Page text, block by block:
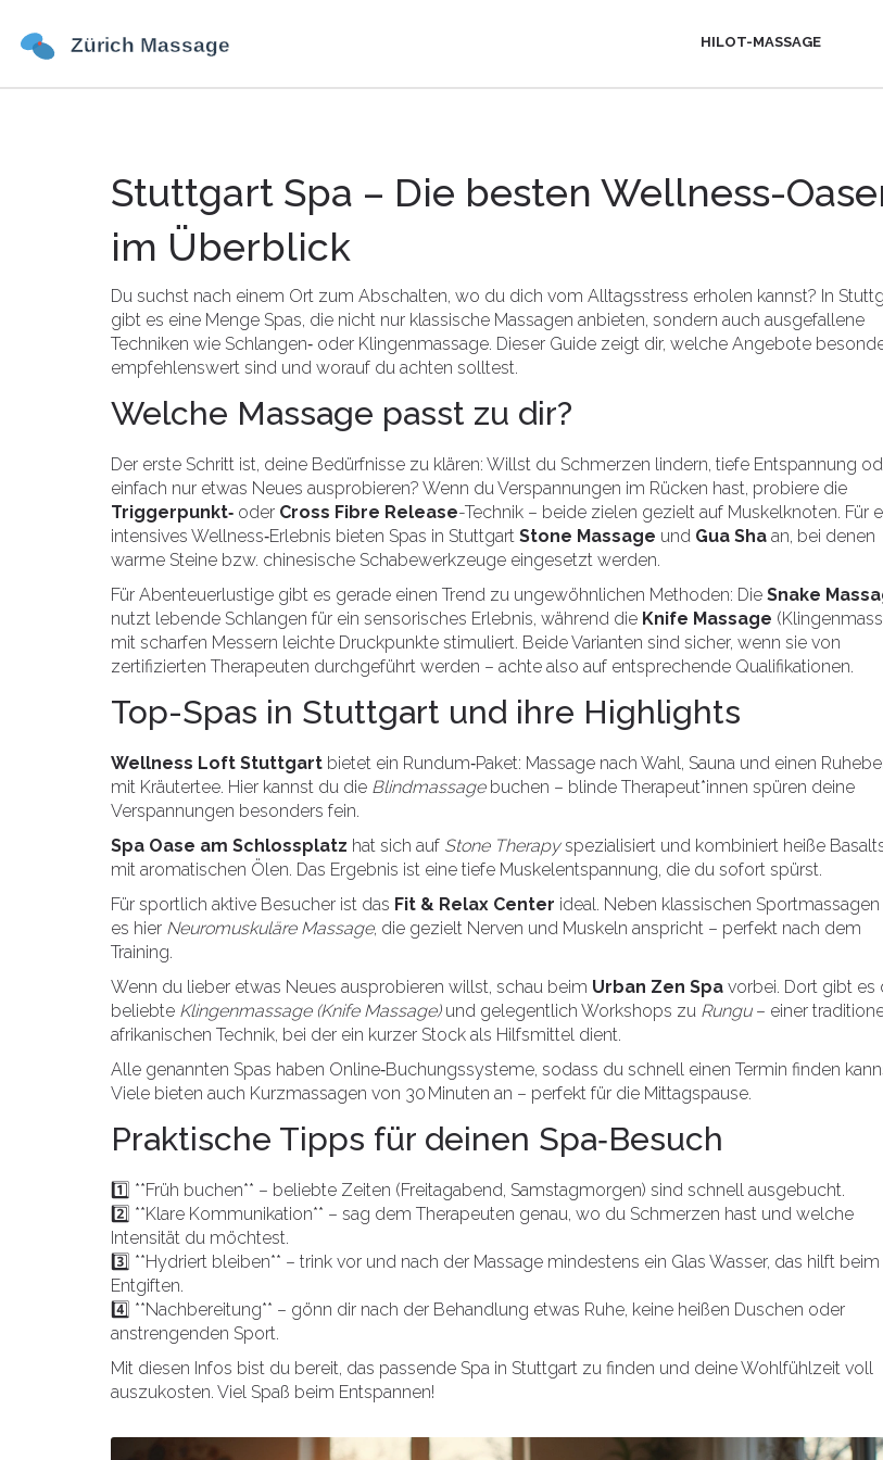
HILOT-MASSAGE
Stuttgart Spa – Die besten Wellness-
im Überblick
Du suchst nach einem Ort zum Abschalten, wo du dich vom Alltagsstress erholen kannst? In
gibt es eine Menge Spas, die nicht nur klassische Massagen anbieten, sondern auch ausgefallene
Techniken wie Schlangen‑ oder Klingenmassage. Dieser Guide zeigt dir, welche Angebote
empfehlenswert sind und worauf du achten solltest.
Welche Massage passt zu dir?
Der erste Schritt ist, deine Bedürfnisse zu klären: Willst du Schmerzen lindern, tiefe Entspannung
einfach nur etwas Neues ausprobieren? Wenn du Verspannungen im Rücken hast, probiere die
Triggerpunkt‑ oder Cross Fibre Release-Technik – beide zielen gezielt auf Muskelknoten. Für
intensives Wellness‑Erlebnis bieten Spas in Stuttgart Stone Massage und Gua Sha an, bei denen
warme Steine bzw. chinesische Schabewerkzeuge eingesetzt werden.
Für Abenteuerlustige gibt es gerade einen Trend zu ungewöhnlichen Methoden: Die Snake
nutzt lebende Schlangen für ein sensorisches Erlebnis, während die Knife Massage
mit scharfen Messern leichte Druckpunkte stimuliert. Beide Varianten sind sicher, wenn sie von
zertifizierten Therapeuten durchgeführt werden – achte also auf entsprechende Qualifikationen.
Top-Spas in Stuttgart und ihre Highlights
Wellness Loft Stuttgart bietet ein Rundum‑Paket: Massage nach Wahl, Sauna und einen
mit Kräutertee. Hier kannst du die Blindmassagebuchen – blinde Therapeut*innen spüren deine
Verspannungen besonders fein.
Spa Oase am Schlossplatz hat sich auf Stone Therapyspezialisiert und kombiniert heiße
mit aromatischen Ölen. Das Ergebnis ist eine tiefe Muskelentspannung, die du sofort spürst.
Für sportlich aktive Besucher ist das Fit & Relax Center ideal. Neben klassischen
es hier Neuromuskuläre Massage, die gezielt Nerven und Muskeln anspricht – perfekt nach dem
Training.
Wenn du lieber etwas Neues ausprobieren willst, schau beim Urban Zen Spa vorbei. Dort gibt es
beliebte Klingenmassage (Knife Massage)und gelegentlich Workshops zu Rungu– einer
afrikanischen Technik, bei der ein kurzer Stock als Hilfsmittel dient.
Alle genannten Spas haben Online‑Buchungssysteme, sodass du schnell einen Termin finden
Viele bieten auch Kurzmassagen von 30 Minuten an – perfekt für die Mittagspause.
Praktische Tipps für deinen Spa‑Besuch
1️⃣ **Früh buchen** – beliebte Zeiten (Freitagabend, Samstagmorgen) sind schnell ausgebucht.
2️⃣ **Klare Kommunikation** – sag dem Therapeuten genau, wo du Schmerzen hast und welche
Intensität du möchtest.
3️⃣ **Hydriert bleiben** – trink vor und nach der Massage mindestens ein Glas Wasser, das hilft beim
Entgiften.
4️⃣ **Nachbereitung** – gönn dir nach der Behandlung etwas Ruhe, keine heißen Duschen oder
anstrengenden Sport.
Mit diesen Infos bist du bereit, das passende Spa in Stuttgart zu finden und deine Wohlfühlzeit voll
auszukosten. Viel Spaß beim Entspannen!